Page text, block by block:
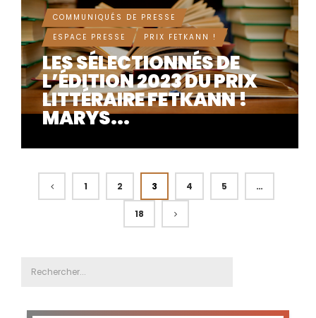
COMMUNIQUÉS DE PRESSE
ESPACE PRESSE
PRIX FETKANN !
LES SÉLECTIONNÉS DE
L’ÉDITION 2023 DU PRIX
LITTÉRAIRE FETKANN !
MARYS...
1 2 3 4 5 …
18